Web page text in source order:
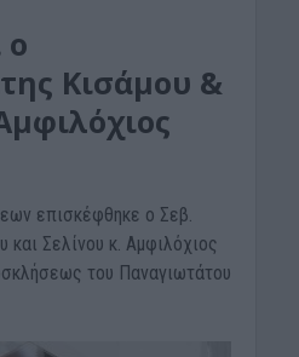
ο
Κισάμου &
επισκέφθηκε ο Σεβ.
και Σελίνου κ. Αμφιλόχιος
του Παναγιωτάτου